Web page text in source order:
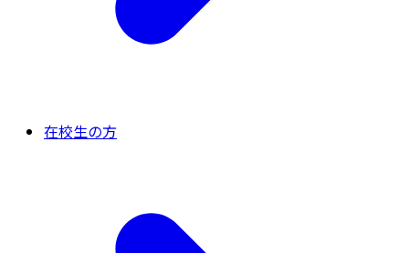
在校生の方